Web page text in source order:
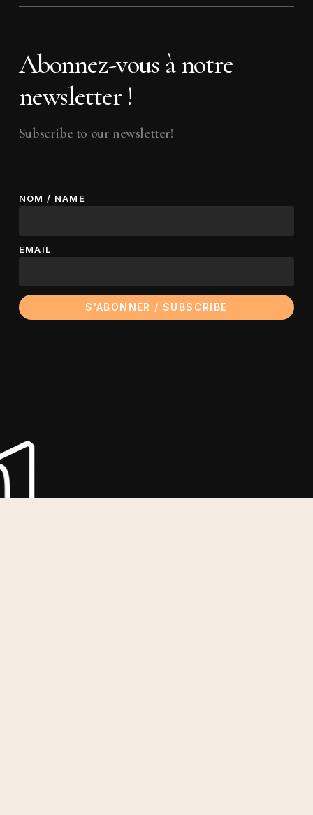
Abonnez-vous à notre
newsletter !
Subscribe to our newsletter!
NOM / NAME
EMAIL